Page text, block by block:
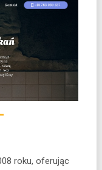
roku, oferując